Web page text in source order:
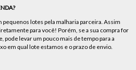
pequenos lotes pela malharia parceira. Assim
para você! Porém, se a sua compra for
pode levar um pouco mais de tempo para a
em qual lote estamos e o prazo de envio.